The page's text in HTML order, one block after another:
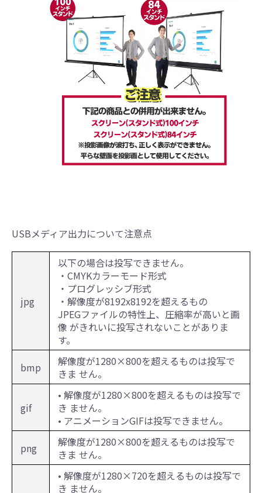
USBメディア出力について注意点
jpg
以下の場合は投写できません。
・CMYKカラーモード形式
・プログレッシブ形式
・解像度が8192x8192を超えるもの
JPEGファイルの特性上、圧縮率が高いと画
像 がきれいに投写されないことがありま
す。
bmp
解像度が1280×800を超えるものは投写で
きま せん。
gif
• 解像度が1280×800を超えるものは投写で
き ません。
• アニメーションGIFは投写できません。
png
解像度が1280×800を超えるものは投写で
きま せん。
• 解像度が1280×720を超えるものは投写で
き ません。